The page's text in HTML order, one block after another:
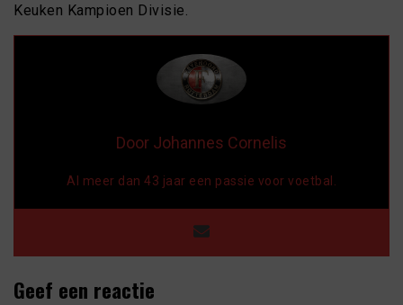
Keuken Kampioen Divisie.
Door Johannes Cornelis
Al meer dan 43 jaar een passie voor voetbal.
Geef een reactie